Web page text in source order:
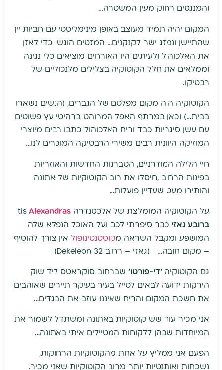
והמנגסים רחוק מעין המשטרה…
המקום יהיה תמיד מעוצב באופן מינימליסטי עם חביות יין
שהתיישן ונמזג ישר לקנקנים… המזטים הוגשו כדי לאזן
את האלכוהול ולעיתים היו האורחים מוציאים כלי נגינה
וממלאים את חלל הקוטוקיה בצלילים מלנכוליים של
רבטיקו.
הקוטוקיה היה מקום מפלטם של הגברים, (הנשים נשארו
בבית…) וכאן במרתף האפל המרוהט ברהיטי עץ פשוטים
עם עשן סיגריות כבד וריח האלכוהול כתבו רבים מיוצרי
המוזיקה היוונית רבים משירי הרבטיקה המוכרים לנו…
חיי הלילה המודרניים, הטברנות החדשות והאוזריות
בפינות הרחוב ,חיסלו את רוב הקוטוקיות של אתונה
והותירו מעט שעדיין פועלות…
על הקוטוקיה המומלצת של אלכסנדרה tis Alexandras
ברובע גאזי כבר סיפרתי לכם ועל האוכל הנפלא שלה
המושפע ומקבל השראה מקוסטנטינופול אין צורך להוסיף
– מקום חובה… (גאזי – רחוב Dekeleon 32)
גם הקוטוקיה 'די-פורטו' שברחוב סוקראטס ליד שוק
הירקות ידועה לבאים לטייל בעיר בעיקר תיירים שאוהבים
את חשכת המקום והריח שאיננו עוזב את הבגדים…
אני מכיר עוד שש קוטוקיות באתונה ומשתדל לשמור את
המיוחדות שבהן ללקוחות המטיילים איתי באתונה…
הפעם אני ממליץ על אחת מהקוטוקיות הרחוקות,
נשכחות ואותנטיות יותר מרוב הקוטוקיות שאני מכיר.